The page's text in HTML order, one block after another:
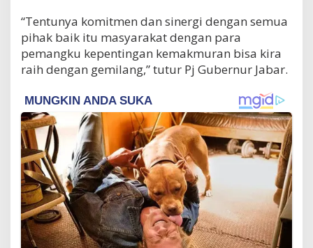
“Tentunya komitmen dan sinergi dengan semua
pihak baik itu masyarakat dengan para
pemangku kepentingan kemakmuran bisa kira
raih dengan gemilang,” tutur Pj Gubernur Jabar.